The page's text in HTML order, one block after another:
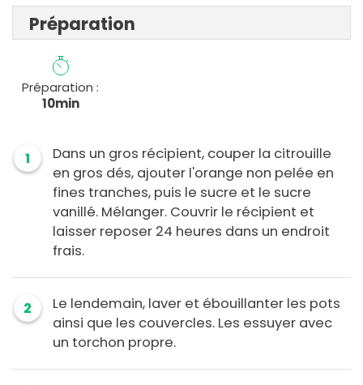
Préparation
Préparation :
10min
1
Dans un gros récipient, couper la citrouille
en gros dés, ajouter l'orange non pelée en
fines tranches, puis le sucre et le sucre
vanillé. Mélanger. Couvrir le récipient et
laisser reposer 24 heures dans un endroit
frais.
2
Le lendemain, laver et ébouillanter les pots
ainsi que les couvercles. Les essuyer avec
un torchon propre.